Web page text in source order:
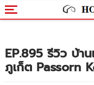
EP.895 รีวิว บ้า
ภูเก็ต Passorn